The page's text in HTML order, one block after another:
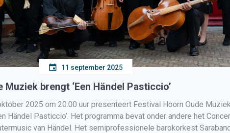
11 september 2025
brengt ‘Een Händel Pasticcio’
2025 om 20.00 uur presenteert Festival Hoorn Oude
Händel Pasticcio’. Het programma bevat onder andere het
van Händel. Het semiprofessionele barokorkest